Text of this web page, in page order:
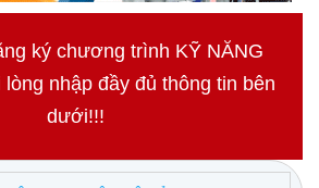
ký chương trình KỸ NĂNG
nhập đầy đủ thông tin bên
dưới!!!